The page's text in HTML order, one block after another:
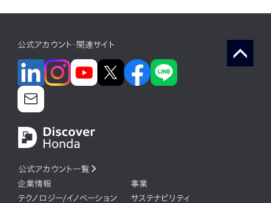
公式アカウント・関連サイト
公式アカウント一覧
企業情報
事業
テクノロジー/イノベーション
サステナビリティ